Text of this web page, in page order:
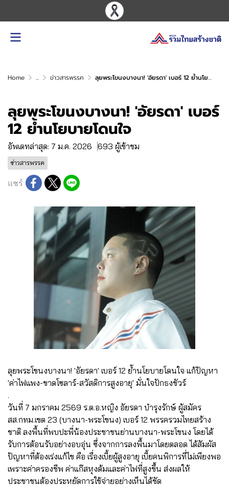
Home ... ข่าวสารพรรค ลุยพระโขนงบางนา! 'อัยรดา' เบอร์ 12 ย้ำนโยบายโดนใจ
ลุยพระโขนงบางนา! 'อัยรดา' เบอร์
12 ย้ำนโยบายโดนใจ
อัพเดทล่าสุด: 7 ม.ค. 2026 693 ผู้เข้าชม
ข่าวสารพรรค
แชร์
ลุยพระโขนงบางนา! 'อัยรดา' เบอร์ 12 ย้ำนโยบายโดนใจ แก้ปัญหา
'ค่าไฟแพง-ขาดโซลาร์-สวัสดิการสูงอายุ' มั่นใจปักธงชัวร์
.
วันที่ 7 มกราคม 2569 ร.ต.อ.หญิง อัยรดา บำรุงรักษ์ ผู้สมัคร
สส.กทม.เขต 23 (บางนา-พระโขนง) เบอร์ 12 พรรครวมไทยสร้าง
ชาติ ลงพื้นที่พบปะพี่น้องประชาชนย่านบางนา-พระโขนง โดยได้
รับการต้อนรับอย่างอบอุ่น ซึ่งจากการลงพื้นมาโดยตลอด ได้สัมผัส
ปัญหาที่ต้องเร่งแก้ไข คือ เรื่องเบี้ยผู้สูงอายุ เบี้ยคนพิการที่ไม่เพียงพอ
เพราะค่าครองชีพ ค่าแก๊สหุงต้มและค่าไฟที่สูงขึ้น ส่งผลให้
ประชาชนต้องประหยัดการใช้จ่ายอย่างเห็นได้ชัด